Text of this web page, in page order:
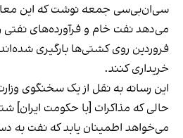
سی‌ان‌بی‌سی جمعه نوشت که این
خریداری کنند.
این رسانه به نقل از یک سخنگوی
حالی که مذاکرات [با حکومت ایران]
می‌خواهد اطمینان یابد که نفت به